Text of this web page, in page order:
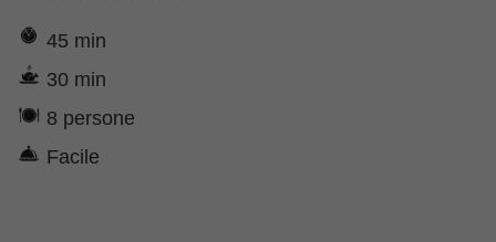
45 min
30 min
8 persone
Facile